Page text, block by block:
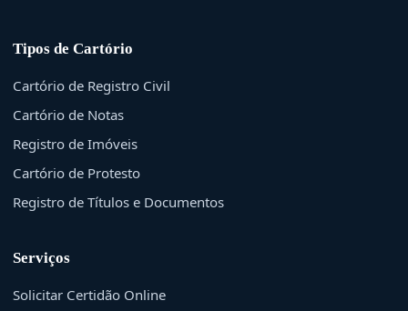
Tipos de Cartório
Cartório de Registro Civil
Cartório de Notas
Registro de Imóveis
Cartório de Protesto
Registro de Títulos e Documentos
Serviços
Solicitar Certidão Online